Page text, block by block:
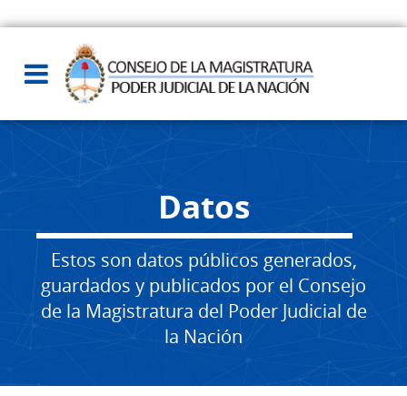
Datos
Estos son datos públicos generados,
guardados y publicados por el Consejo
de la Magistratura del Poder Judicial de
la Nación